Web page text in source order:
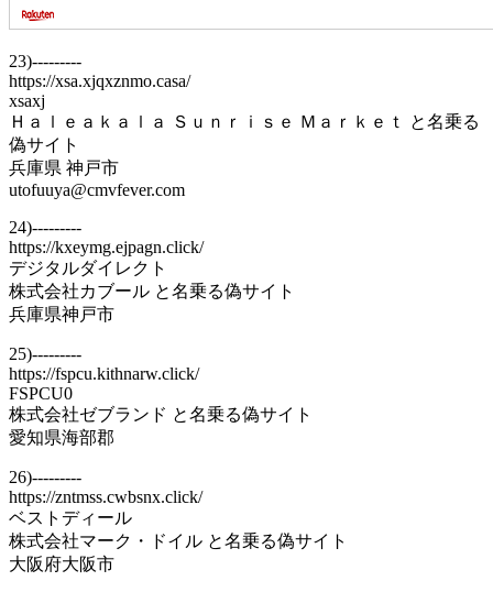
23)---------
https://xsa.xjqxznmo.casa/
xsaxj
Ｈａｌｅａｋａｌａ Ｓｕｎｒｉｓｅ Ｍａｒｋｅｔ と名乗る
偽サイト
兵庫県 神戸市
utofuuya@cmvfever.com
24)---------
https://kxeymg.ejpagn.click/
デジタルダイレクト
株式会社カブール と名乗る偽サイト
兵庫県神戸市
25)---------
https://fspcu.kithnarw.click/
FSPCU0
株式会社ゼブランド と名乗る偽サイト
愛知県海部郡
26)---------
https://zntmss.cwbsnx.click/
ベストディール
株式会社マーク・ドイル と名乗る偽サイト
大阪府大阪市